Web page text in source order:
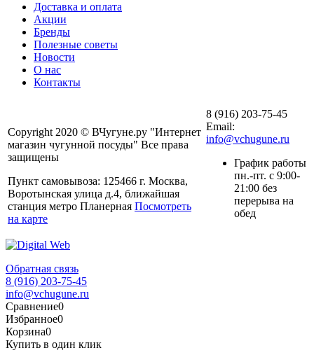
Доставка и оплата
Акции
Бренды
Полезные советы
Новости
О нас
Контакты
Copyright 2020 © ВЧугуне.ру "Интернет
магазин чугунной посуды" Все права
защищены
Пункт самовывоза: 125466 г. Москва,
Воротынская улица д.4, ближайшая
станция метро Планерная Посмотреть
на карте
8 (916) 203-75-45
Email:
info@vchugune.ru
График работы
пн.-пт. с 9:00-
21:00 без
перерыва на
обед
Обратная связь
8 (916) 203-75-45
info@vchugune.ru
Сравнение0
Избранное0
Корзина0
Купить в один клик